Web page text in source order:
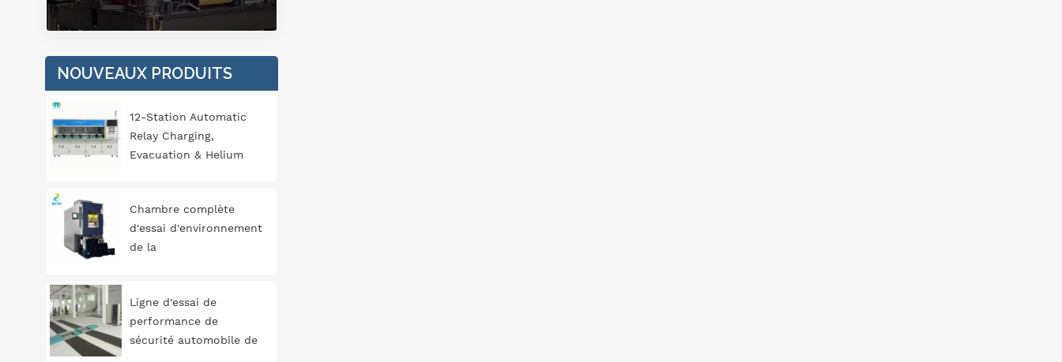
NOUVEAUX PRODUITS
12-Station Automatic
Relay Charging,
Evacuation & Helium
Automotive
Components
Chambre complète
d'essai d'environnement
de la
Ligne d'essai de
performance de
sécurité automobile de